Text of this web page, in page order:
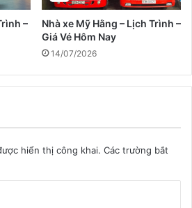
–
Nhà xe Mỹ Hằng – Lịch Trình –
Giá Vé Hôm Nay
14/07/2026
hiển thị công khai. Các trường bắt